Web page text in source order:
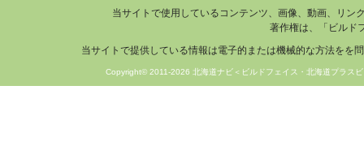
当サイトで使用しているコンテンツ、画像、動画、リ
著作権は、「ビルド
当サイトで提供している情報は電子的または機械的な方法をを
Copyright© 2011-2026 北海道ナビ＜ビルドフェイス・北海道プラ